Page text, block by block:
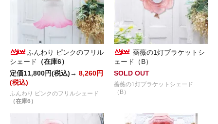
ふんわり ピンクのフリル
シェード
（在庫6）
定価11,800円(税込)→ 8,260円
(税込)
ふんわり ピンクのフリルシェード
（在庫6）
薔薇の1灯ブラケットシ
ェード（B）
SOLD OUT
薔薇の1灯ブラケットシェード
（B）